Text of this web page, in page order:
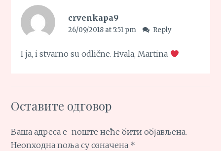
crvenkapa9
26/09/2018 at 5:51 pm Reply
I ja, i stvarno su odlične. Hvala, Martina
Оставите одговор
Ваша адреса е-поште неће бити објављена.
Неопходна поља су означена *